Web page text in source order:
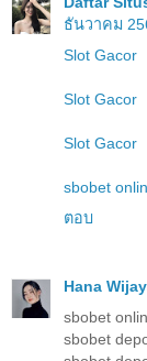
ธันวาคม
Slot Gacor
Slot Gacor
Slot Gacor
sbobet
ตอบ
Hana
sbobet
sbobet